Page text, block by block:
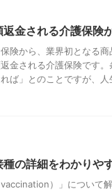
返金される介護保険
険から、業界初となる
金される介護保険です
ば」とのことですが、
の詳細をわかりや
）」について